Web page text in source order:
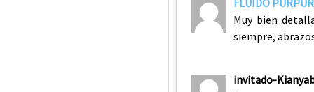
FLUIDO
Muy bien
siempre,
invitado-